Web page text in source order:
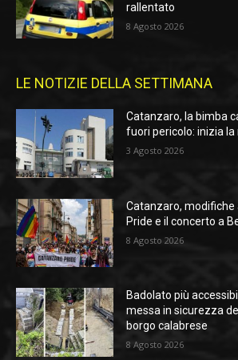
rallentato
8 Agosto 2026
LE NOTIZIE DELLA SETTIMANA
Catanzaro, la bimba
fuori pericolo: inizia
3 Agosto 2026
Catanzaro, modifiche
Pride e il concerto a
8 Agosto 2026
Badolato più
messa in sicurezza
borgo calabrese
8 Agosto 2026